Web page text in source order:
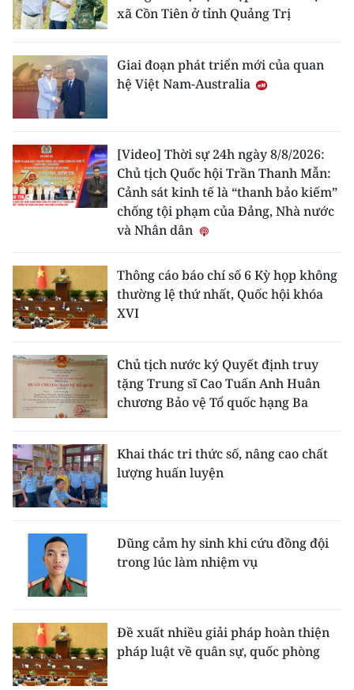
xã Cồn Tiên ở tỉnh Quảng Trị
Giai đoạn phát triển mới của quan
hệ Việt Nam-Australia
[Video] Thời sự 24h ngày 8/8/2026:
Chủ tịch Quốc hội Trần Thanh Mẫn:
Cảnh sát kinh tế là “thanh bảo kiếm”
chống tội phạm của Đảng, Nhà nước
và Nhân dân
Thông cáo báo chí số 6 Kỳ họp không
thường lệ thứ nhất, Quốc hội khóa
XVI
Chủ tịch nước ký Quyết định truy
tặng Trung sĩ Cao Tuấn Anh Huân
chương Bảo vệ Tổ quốc hạng Ba
Khai thác tri thức số, nâng cao chất
lượng huấn luyện
Dũng cảm hy sinh khi cứu đồng đội
trong lúc làm nhiệm vụ
Đề xuất nhiều giải pháp hoàn thiện
pháp luật về quân sự, quốc phòng